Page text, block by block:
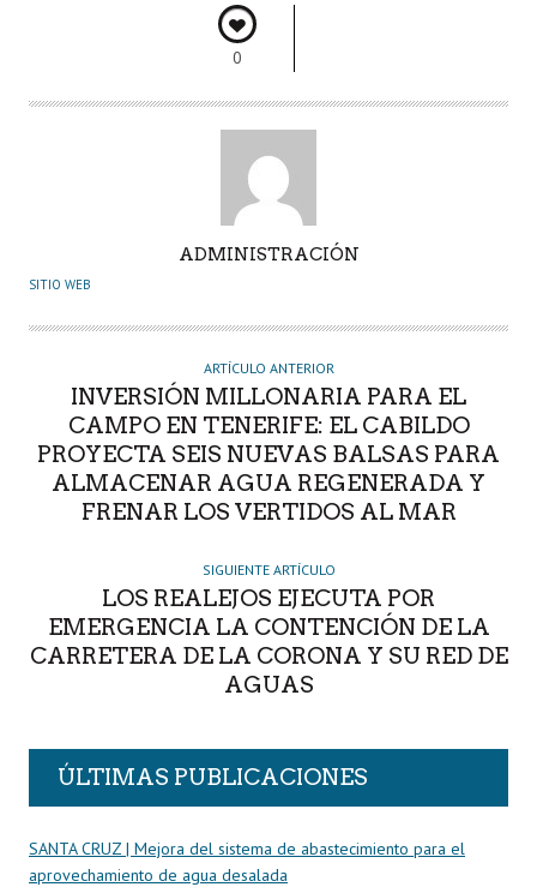
0
U
O
ADMINISTRACIÓN
SITIO WEB
ARTÍCULO ANTERIOR
INVERSIÓN MILLONARIA PARA EL
CAMPO EN TENERIFE: EL CABILDO
PROYECTA SEIS NUEVAS BALSAS PARA
ALMACENAR AGUA REGENERADA Y
FRENAR LOS VERTIDOS AL MAR
SIGUIENTE ARTÍCULO
LOS REALEJOS EJECUTA POR
EMERGENCIA LA CONTENCIÓN DE LA
CARRETERA DE LA CORONA Y SU RED DE
AGUAS
ÚLTIMAS PUBLICACIONES
SANTA CRUZ | Mejora del sistema de abastecimiento para el
aprovechamiento de agua desalada